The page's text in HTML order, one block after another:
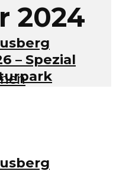
2024
– Spezial